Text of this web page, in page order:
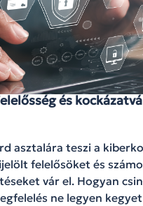
és
asztalára teszi a
felelősöket és
vár el. Hogyan
ne legyen